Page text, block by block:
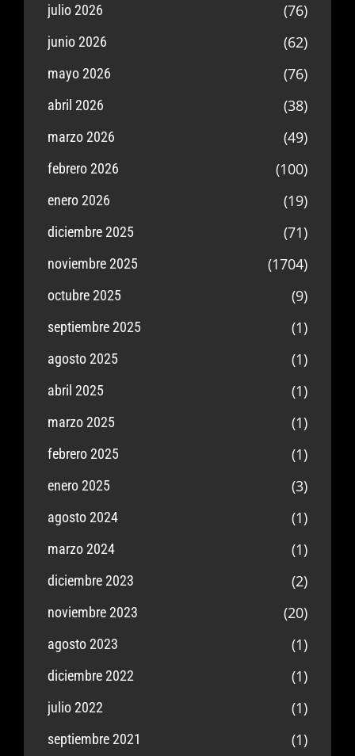
julio 2026 (76)
junio 2026 (62)
mayo 2026 (76)
abril 2026 (38)
marzo 2026 (49)
febrero 2026 (100)
enero 2026 (19)
diciembre 2025 (71)
noviembre 2025 (1704)
octubre 2025 (9)
septiembre 2025 (1)
agosto 2025 (1)
abril 2025 (1)
marzo 2025 (1)
febrero 2025 (1)
enero 2025 (3)
agosto 2024 (1)
marzo 2024 (1)
diciembre 2023 (2)
noviembre 2023 (20)
agosto 2023 (1)
diciembre 2022 (1)
julio 2022 (1)
septiembre 2021 (1)